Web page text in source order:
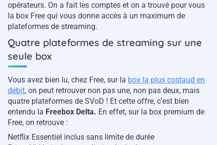
opérateurs. On a fait les comptes et on a trouvé pour vous
la box Free qui vous donne accès à un maximum de
plateformes de streaming.
Quatre plateformes de streaming sur une
seule box
Vous avez bien lu, chez Free, sur la box la plus costaud en
débit, on peut retrouver non pas une, non pas deux, mais
quatre plateformes de SVoD ! Et cette offre, c'est bien
entendu la Freebox Delta. En effet, sur la box premium de
Free, on retrouve :
Netflix Essentiel inclus sans limite de durée